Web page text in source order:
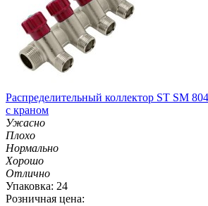
Распределительный коллектор ST SM
с краном
Ужасно
Плохо
Нормально
Хорошо
Отлично
Упаковка: 24
Розничная цена: